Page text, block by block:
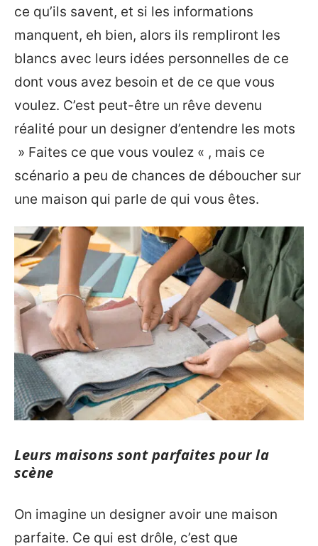
ce qu’ils savent, et si les informations
manquent, eh bien, alors ils rempliront les
blancs avec leurs idées personnelles de ce
dont vous avez besoin et de ce que vous
voulez. C’est peut-être un rêve devenu
réalité pour un designer d’entendre les mots
» Faites ce que vous voulez « , mais ce
scénario a peu de chances de déboucher sur
une maison qui parle de qui vous êtes.
Leurs maisons sont parfaites pour la
scène
On imagine un designer avoir une maison
parfaite. Ce qui est drôle, c’est que